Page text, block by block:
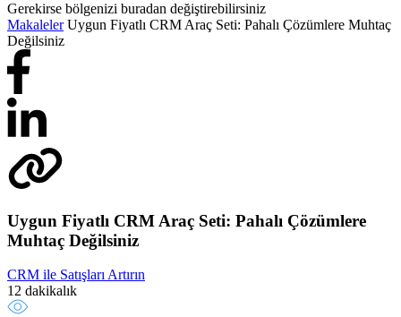
Gerekirse bölgenizi buradan değiştirebilirsiniz
Makaleler Uygun Fiyatlı CRM Araç Seti: Pahalı Çözümlere Muhtaç
Değilsiniz
Uygun Fiyatlı CRM Araç Seti: Pahalı Çözümlere
Muhtaç Değilsiniz
CRM ile Satışları Artırın
12 dakikalık